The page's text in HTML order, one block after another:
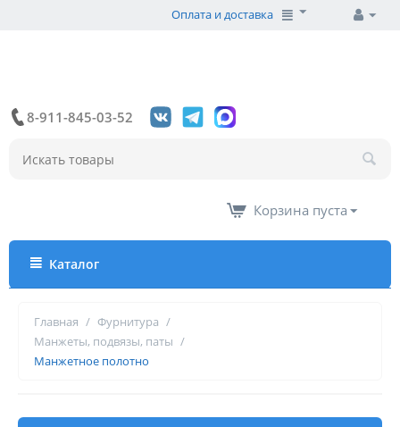
Оплата и доставка
8-911-845-03-52
Корзина пуста
Каталог
Главная / Фурнитура /
Манжеты, подвязы, паты /
Манжетное полотно